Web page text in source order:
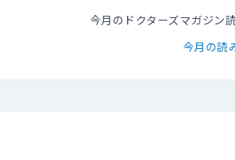
今月のドクターズマガジン
今月の読